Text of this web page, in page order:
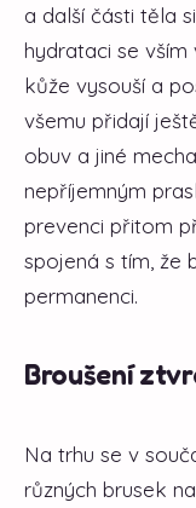
a další části těla
hydrataci se vším
kůže vysouší a
všemu přidají
obuv a jiné
nepříjemným
prevenci přitom
spojená s tím, že
permanenci.
Broušení
Na trhu se v
různých brusek